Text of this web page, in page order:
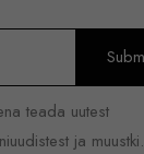
teada uutest
ja muustki.